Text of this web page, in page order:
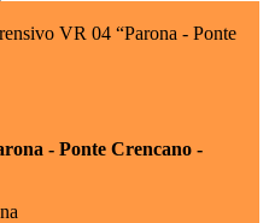
VR 04 “Parona - Ponte
- Ponte Crencano -